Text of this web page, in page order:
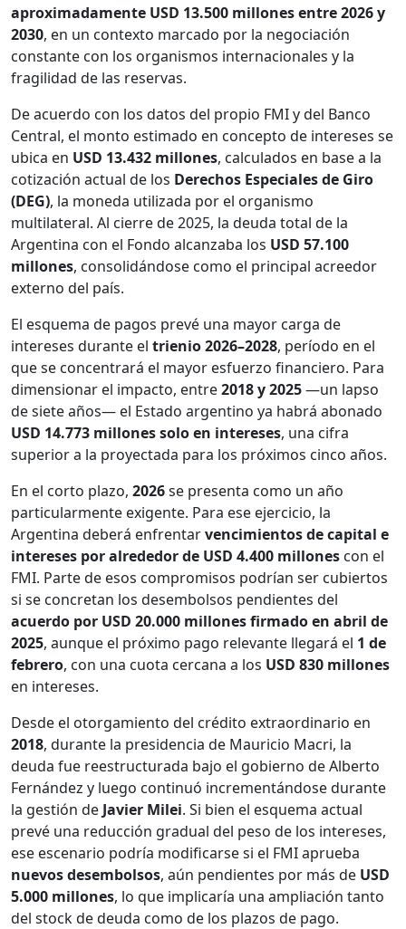
aproximadamente USD 13.500 millones entre 2026 y
2030, en un contexto marcado por la negociación
constante con los organismos internacionales y la
fragilidad de las reservas.
De acuerdo con los datos del propio FMI y del Banco
Central, el monto estimado en concepto de intereses se
ubica en USD 13.432 millones, calculados en base a la
cotización actual de los Derechos Especiales de Giro
(DEG), la moneda utilizada por el organismo
multilateral. Al cierre de 2025, la deuda total de la
Argentina con el Fondo alcanzaba los USD 57.100
millones, consolidándose como el principal acreedor
externo del país.
El esquema de pagos prevé una mayor carga de
intereses durante el trienio 2026–2028, período en el
que se concentrará el mayor esfuerzo financiero. Para
dimensionar el impacto, entre2018 y 2025—un lapso
de siete años— el Estado argentino ya habrá abonado
USD 14.773 millones solo en intereses, una cifra
superior a la proyectada para los próximos cinco años.
En el corto plazo, 2026se presenta como un año
particularmente exigente. Para ese ejercicio, la
Argentina deberá enfrentarvencimientos de capital e
intereses por alrededor de USD 4.400 millones con el
FMI. Parte de esos compromisos podrían ser cubiertos
si se concretan los desembolsos pendientes del
acuerdo por USD 20.000 millones firmado en abril de
2025, aunque el próximo pago relevante llegará el 1 de
febrero, con una cuota cercana a los USD 830 millones
en intereses.
Desde el otorgamiento del crédito extraordinario en
2018, durante la presidencia de Mauricio Macri, la
deuda fue reestructurada bajo el gobierno de Alberto
Fernández y luego continuó incrementándose durante
la gestión de Javier Milei. Si bien el esquema actual
prevé una reducción gradual del peso de los intereses,
ese escenario podría modificarse si el FMI aprueba
nuevos desembolsos, aún pendientes por más de USD
5.000 millones, lo que implicaría una ampliación tanto
del stock de deuda como de los plazos de pago.